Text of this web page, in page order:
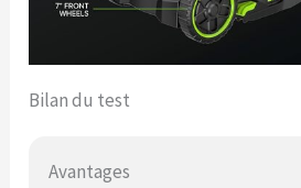
Bilan du test
Avantages